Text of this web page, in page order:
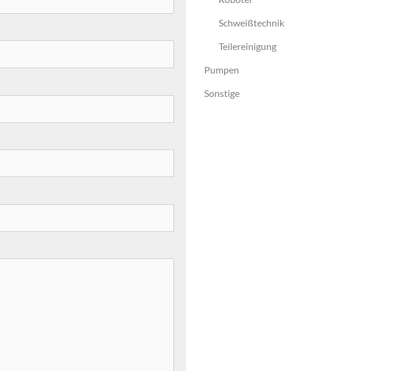
Schweißtechnik
Teilereinigung
Pumpen
Sonstige